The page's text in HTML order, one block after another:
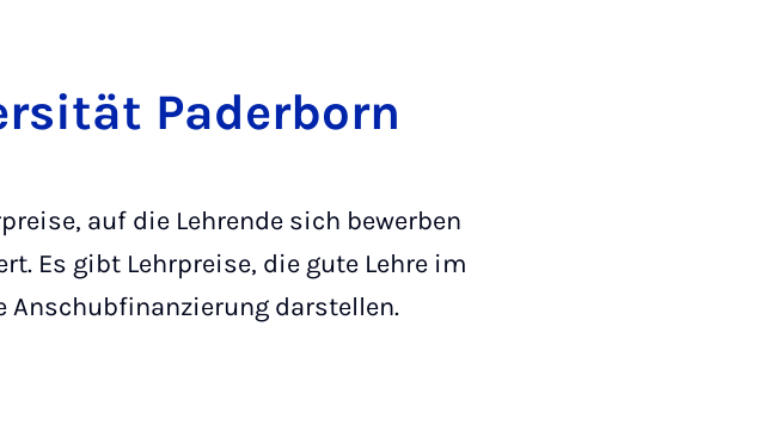
Paderborn
auf die Lehrende sich bewerben
Es gibt Lehrpreise, die gute Lehre im
Anschubfinanzierung darstellen.